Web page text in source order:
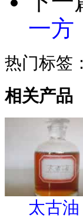
一方
热门标签：
相关产品
太古油